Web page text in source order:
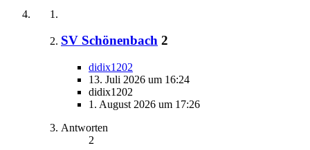
SV Schönenbach 2
didix1202
13. Juli 2026 um 16:24
didix1202
1. August 2026 um 17:26
Antworten
2